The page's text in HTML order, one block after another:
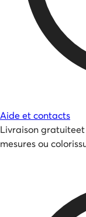
Aide et contacts
Livraison gratuiteet
mesures ou coloris